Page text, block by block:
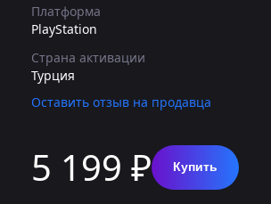
Платформа
PlayStation
Страна активации
Турция
Оставить отзыв на продавца
5 199 ₽ Купить